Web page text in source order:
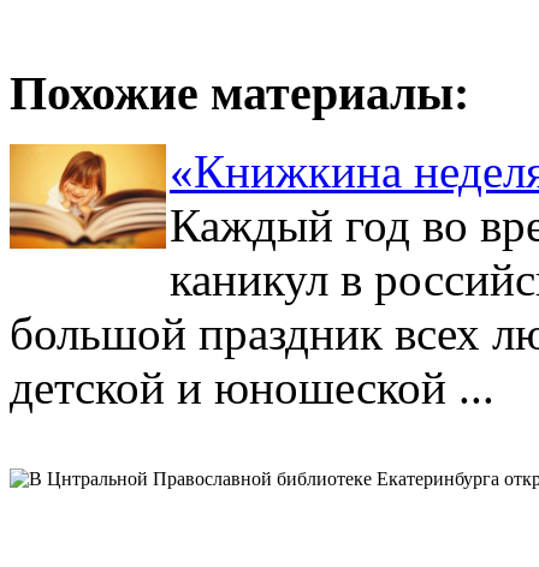
Похожие материалы:
«Книжкина
Каждый год во
каникул в
большой праздник всех
детской и юношеской ...